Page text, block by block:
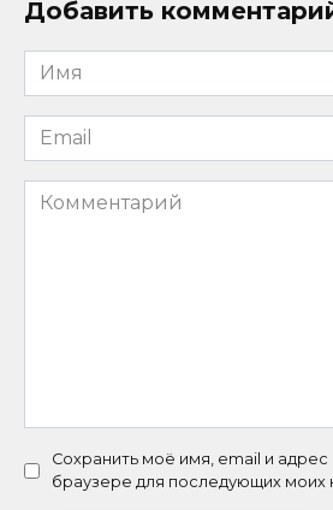
Добавить
Имя
*
Email
*
Комментарий
Сохранить моё имя, email и адрес
браузере для последующих моих